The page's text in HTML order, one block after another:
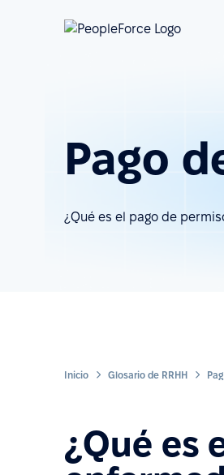
Pago
¿Qué es el pago de
Inicio Glosario de RRHH
¿Qué es